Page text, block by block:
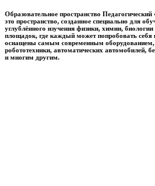
Образовательное пространство
это пространство, созданное специально для
углублённого изучения физики, химии, биологии
площадок, где каждый может попробовать
оснащены самым современным
робототехники, автоматических автомобилей,
и многим другим.